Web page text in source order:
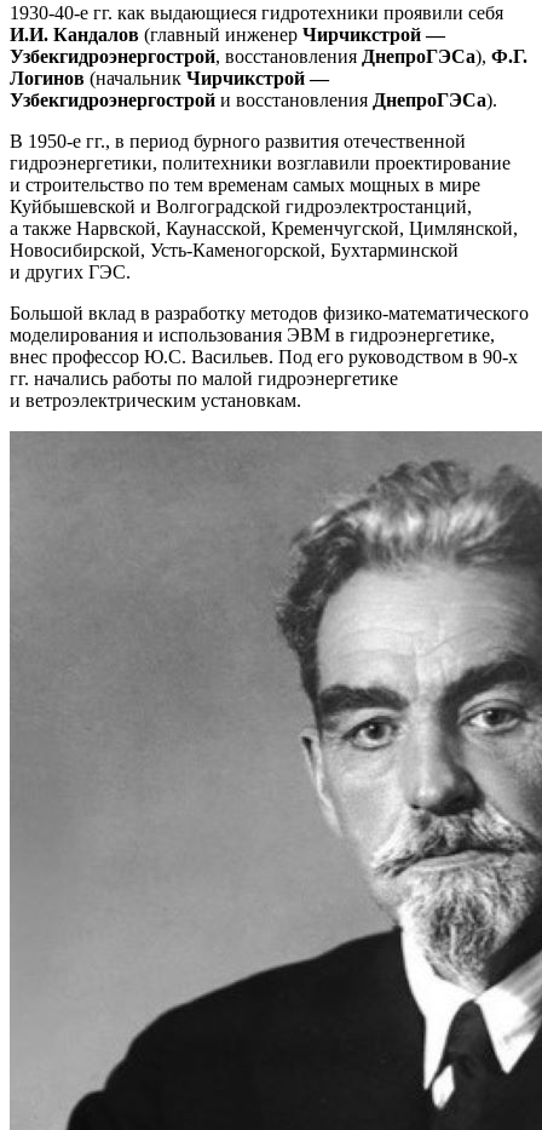
1930-40-е гг. как выдающиеся гидротехники проявили себя
И.И. Кандалов (главный инженер Чирчикстрой —
Узбекгидроэнергострой, восстановления ДнепроГЭСа), Ф.Г.
Логинов (начальник Чирчикстрой —
Узбекгидроэнергострой и восстановления ДнепроГЭСа).
В 1950-е гг., в период бурного развития отечественной
гидроэнергетики, политехники возглавили проектирование
и строительство по тем временам самых мощных в мире
Куйбышевской и Волгоградской гидроэлектростанций,
а также Нарвской, Каунасской, Кременчугской, Цимлянской,
Новосибирской, Усть-Каменогорской, Бухтарминской
и других ГЭС.
Большой вклад в разработку методов физико-математического
моделирования и использования ЭВМ в гидроэнергетике,
внес профессор Ю.С. Васильев. Под его руководством в 90-х
гг. начались работы по малой гидроэнергетике
и ветроэлектрическим установкам.